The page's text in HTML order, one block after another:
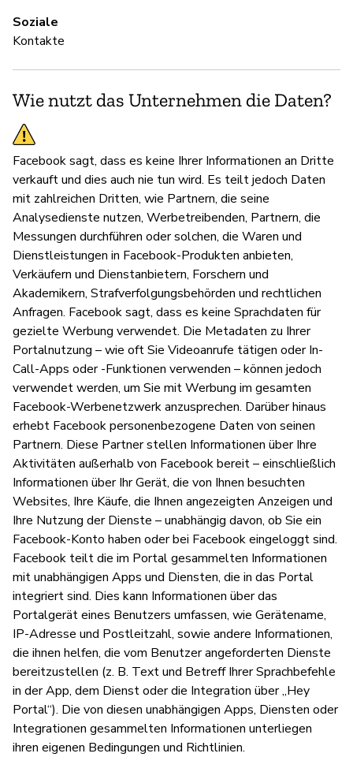
Soziale
Kontakte
Wie nutzt das Unternehmen die Daten?
Facebook sagt, dass es keine Ihrer Informationen an Dritte
verkauft und dies auch nie tun wird. Es teilt jedoch Daten
mit zahlreichen Dritten, wie Partnern, die seine
Analysedienste nutzen, Werbetreibenden, Partnern, die
Messungen durchführen oder solchen, die Waren und
Dienstleistungen in Facebook-Produkten anbieten,
Verkäufern und Dienstanbietern, Forschern und
Akademikern, Strafverfolgungsbehörden und rechtlichen
Anfragen. Facebook sagt, dass es keine Sprachdaten für
gezielte Werbung verwendet. Die Metadaten zu Ihrer
Portalnutzung – wie oft Sie Videoanrufe tätigen oder In-
Call-Apps oder -Funktionen verwenden – können jedoch
verwendet werden, um Sie mit Werbung im gesamten
Facebook-Werbenetzwerk anzusprechen. Darüber hinaus
erhebt Facebook personenbezogene Daten von seinen
Partnern. Diese Partner stellen Informationen über Ihre
Aktivitäten außerhalb von Facebook bereit – einschließlich
Informationen über Ihr Gerät, die von Ihnen besuchten
Websites, Ihre Käufe, die Ihnen angezeigten Anzeigen und
Ihre Nutzung der Dienste – unabhängig davon, ob Sie ein
Facebook-Konto haben oder bei Facebook eingeloggt sind.
Facebook teilt die im Portal gesammelten Informationen
mit unabhängigen Apps und Diensten, die in das Portal
integriert sind. Dies kann Informationen über das
Portalgerät eines Benutzers umfassen, wie Gerätename,
IP-Adresse und Postleitzahl, sowie andere Informationen,
die ihnen helfen, die vom Benutzer angeforderten Dienste
bereitzustellen (z. B. Text und Betreff Ihrer Sprachbefehle
in der App, dem Dienst oder die Integration über „Hey
Portal“). Die von diesen unabhängigen Apps, Diensten oder
Integrationen gesammelten Informationen unterliegen
ihren eigenen Bedingungen und Richtlinien.